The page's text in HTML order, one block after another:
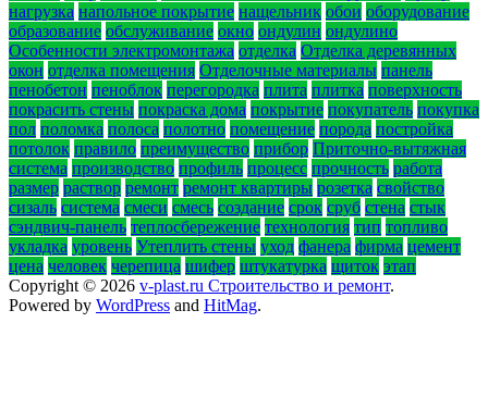
нагрузка напольное покрытие нащельник обои оборудование
образование обслуживание окно ондулин ондулино
Особенности электромонтажа отделка Отделка деревянных
окон отделка помещения Отделочные материалы панель
пенобетон пеноблок перегородка плита плитка поверхность
покрасить стены покраска дома покрытие покупатель покупка
пол поломка полоса полотно помещение порода постройка
потолок правило преимущество прибор Приточно-вытяжная
система производство профиль процесс прочность работа
размер раствор ремонт ремонт квартиры розетка свойство
сизаль система смеси смесь создание срок сруб стена стык
сэндвич-панель теплосбережение технология тип топливо
укладка уровень Утеплить стены уход фанера фирма цемент
цена человек черепица шифер штукатурка щиток этап
Copyright © 2026 v-plast.ru Строительство и ремонт.
Powered by WordPress and HitMag.